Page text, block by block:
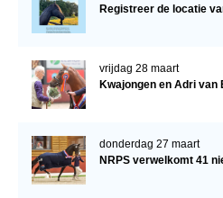
Registreer de locatie
vrijdag 28 maart
Kwajongen en Adri van
donderdag 27 maart
NRPS verwelkomt 41